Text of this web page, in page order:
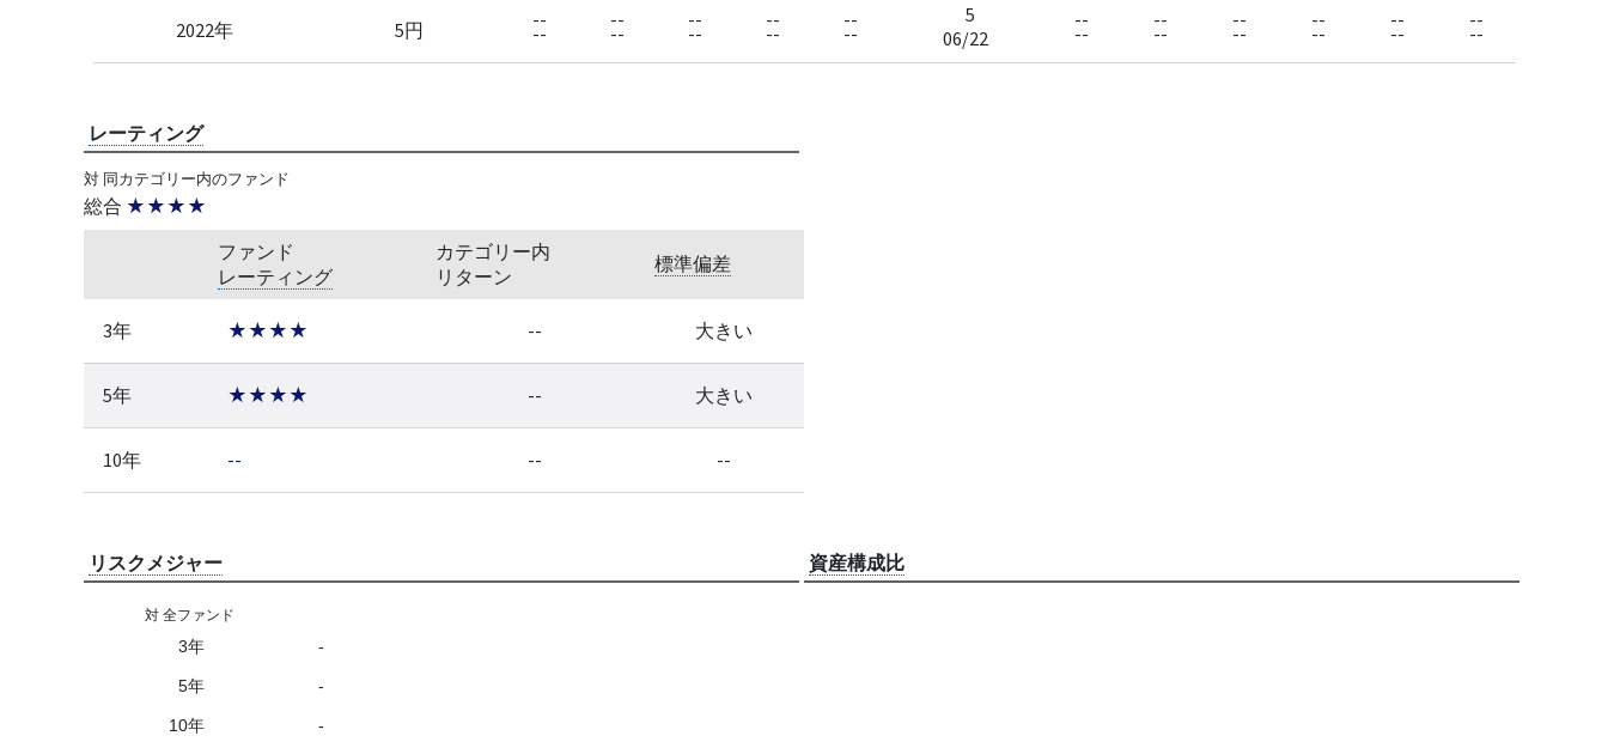
2022年 5円 --
--
--
--
--
--
--
--
--
--
5
06/22
--
--
--
--
--
--
--
--
--
--
--
--
レーティング
対 同カテゴリー内のファンド
総合 ★★★★
ファンド
レーティング
カテゴリー内
リターン
標準偏差
3年 ★★★★ -- 大きい
5年 ★★★★ -- 大きい
10年 -- -- --
リスクメジャー
対 全ファンド
3年 -
5年 -
10年 -
資産構成比